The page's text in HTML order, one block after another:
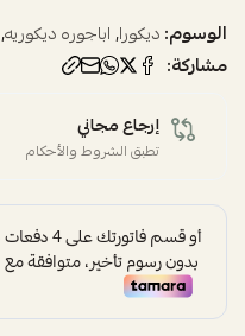
الوسوم:ديكورا,اباجوره ديكوريه,
مشاركة:
إرجاع مجاني
تطبق الشروط والأحكام